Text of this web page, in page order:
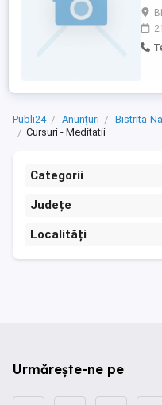
Publi24 Anunțuri Bistrita-
Cursuri - Meditatii
Categorii
Județe
Localități
Urmărește-ne pe